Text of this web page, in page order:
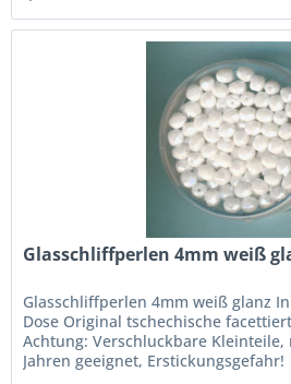
Glasschliffperlen 4mm weiß
Glasschliffperlen 4mm weiß glanz
Dose Original tschechische
Achtung: Verschluckbare
Jahren geeignet, Erstickungsgefahr!